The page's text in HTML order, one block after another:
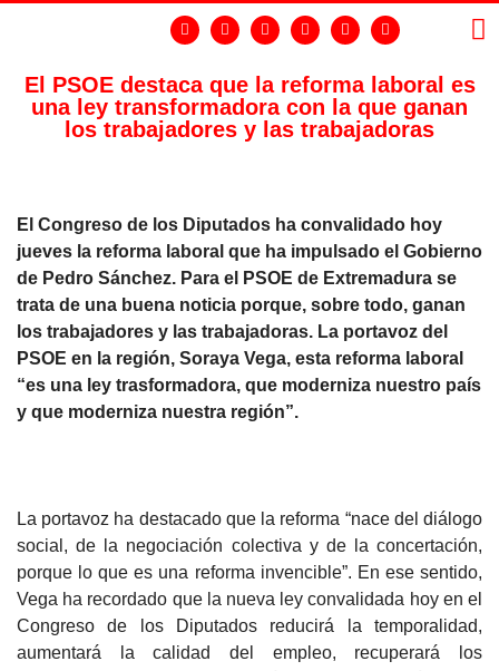
El PSOE destaca que la reforma laboral es
una ley transformadora con la que ganan
los trabajadores y las trabajadoras
El Congreso de los Diputados ha convalidado hoy
jueves la reforma laboral que ha impulsado el Gobierno
de Pedro Sánchez. Para el PSOE de Extremadura se
trata de una buena noticia porque, sobre todo, ganan
los trabajadores y las trabajadoras. La portavoz del
PSOE en la región, Soraya Vega, esta reforma laboral
“es una ley trasformadora, que moderniza nuestro país
y que moderniza nuestra región”.
La portavoz ha destacado que la reforma “nace del diálogo
social, de la negociación colectiva y de la concertación,
porque lo que es una reforma invencible”. En ese sentido,
Vega ha recordado que la nueva ley convalidada hoy en el
Congreso de los Diputados reducirá la temporalidad,
aumentará la calidad del empleo, recuperará los